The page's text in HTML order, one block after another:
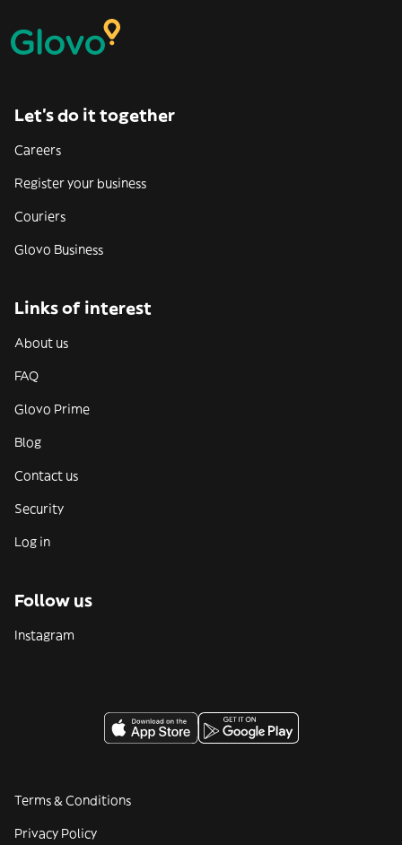
Let’s do it together
Careers
Register your business
Couriers
Glovo Business
Links of interest
About us
FAQ
Glovo Prime
Blog
Contact us
Security
Log in
Follow us
Instagram
Terms & Conditions
Privacy Policy